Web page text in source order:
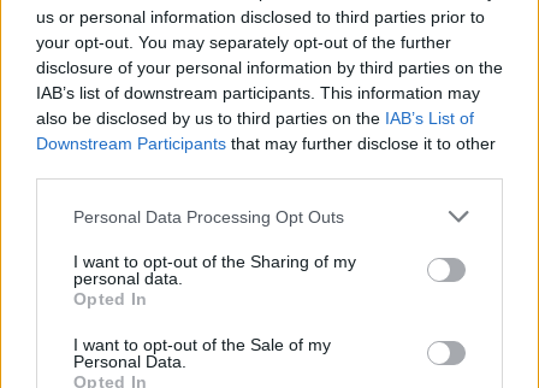
us or personal information disclosed to third parties prior to
your opt-out. You may separately opt-out of the further
disclosure of your personal information by third parties on the
IAB’s list of downstream participants. This information may
also be disclosed by us to third parties on the IAB’s List of
Downstream Participants that may further disclose it to other
Please note that this website/app uses one or more Google
not limited to your visit or usage behaviour. You may click to
grant or deny consent to Google and its third-party tags to
use your data for below specified purposes in below Google
consent section.
Personal Data Processing Opt Outs
I want to opt-out of the Sharing of my
personal data.
Opted In
I want to opt-out of the Sale of my
Personal Data.
Opted In